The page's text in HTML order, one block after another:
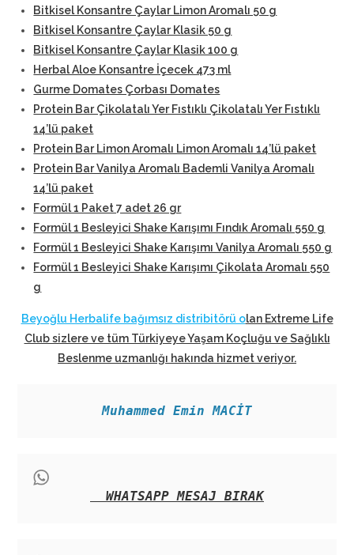
Bitkisel Konsantre Çaylar Limon Aromalı 50 g
Bitkisel Konsantre Çaylar Klasik 50 g
Bitkisel Konsantre Çaylar Klasik 100 g
Herbal Aloe Konsantre İçecek 473 ml
Gurme Domates Çorbası Domates
Protein Bar Çikolatalı Yer Fıstıklı Çikolatalı Yer Fıstıklı
14’lü paket
Protein Bar Limon Aromalı Limon Aromalı 14’lü paket
Protein Bar Vanilya Aromalı Bademli Vanilya Aromalı
14’lü paket
Formül 1 Paket 7 adet 26 gr
Formül 1 Besleyici Shake Karışımı Fındık Aromalı 550 g
Formül 1 Besleyici Shake Karışımı Vanilya Aromalı 550 g
Formül 1 Besleyici Shake Karışımı Çikolata Aromalı 550
g
Beyoğlu Herbalife bağımsız distribitörü olan Extreme Life
Club sizlere ve tüm Türkiyeye Yaşam Koçluğu ve Sağlıklı
Beslenme uzmanlığı hakında hizmet veriyor.
Muhammed Emin MACİT
WHATSAPP MESAJ BIRAK